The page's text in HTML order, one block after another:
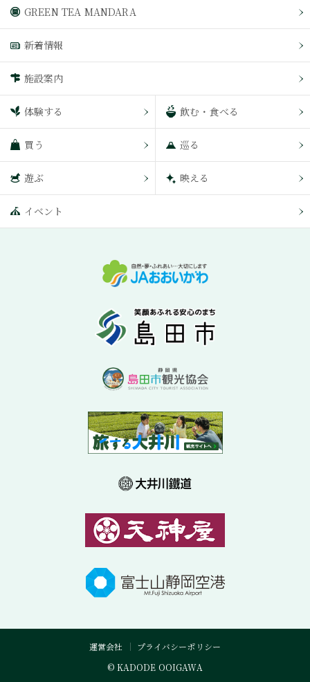
GREEN TEA MANDARA
新着情報
施設案内
体験する 飲む・食べる
買う 巡る
遊ぶ 映える
イベント
運営会社
プライバシーポリシー
© KADODE OOIGAWA